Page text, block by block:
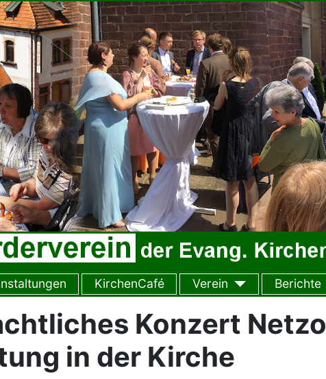
KirchenCafé Verein Berichte
Konzert
in der Kirche